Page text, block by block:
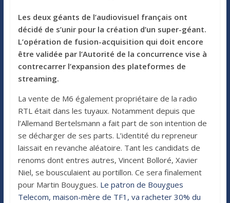
Les deux géants de l’audiovisuel français ont
décidé de s’unir pour la création d’un super-géant.
L’opération de fusion-acquisition qui doit encore
être validée par l’Autorité de la concurrence vise à
contrecarrer l’expansion des plateformes de
streaming.
La vente de M6 également propriétaire de la radio
RTL était dans les tuyaux. Notamment depuis que
l’Allemand Bertelsmann a fait part de son intention de
se décharger de ses parts. L’identité du repreneur
laissait en revanche aléatoire. Tant les candidats de
renoms dont entres autres, Vincent Bolloré, Xavier
Niel, se bousculaient au portillon. Ce sera finalement
pour Martin Bouygues. Le patron de Bouygues
Telecom, maison-mère de TF1, va racheter 30% du